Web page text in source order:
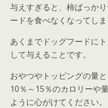
与えすぎると、柿ばっか
ードを食べなくなってしま
あくまでドッグフードに
して与えることです。
おやつやトッピングの量
10％～15％のカロリーや
ように心がけてください。